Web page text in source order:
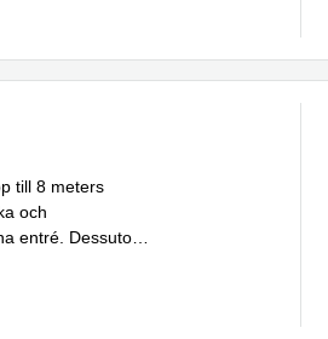
till 8 meters
och
entré. Dessutom